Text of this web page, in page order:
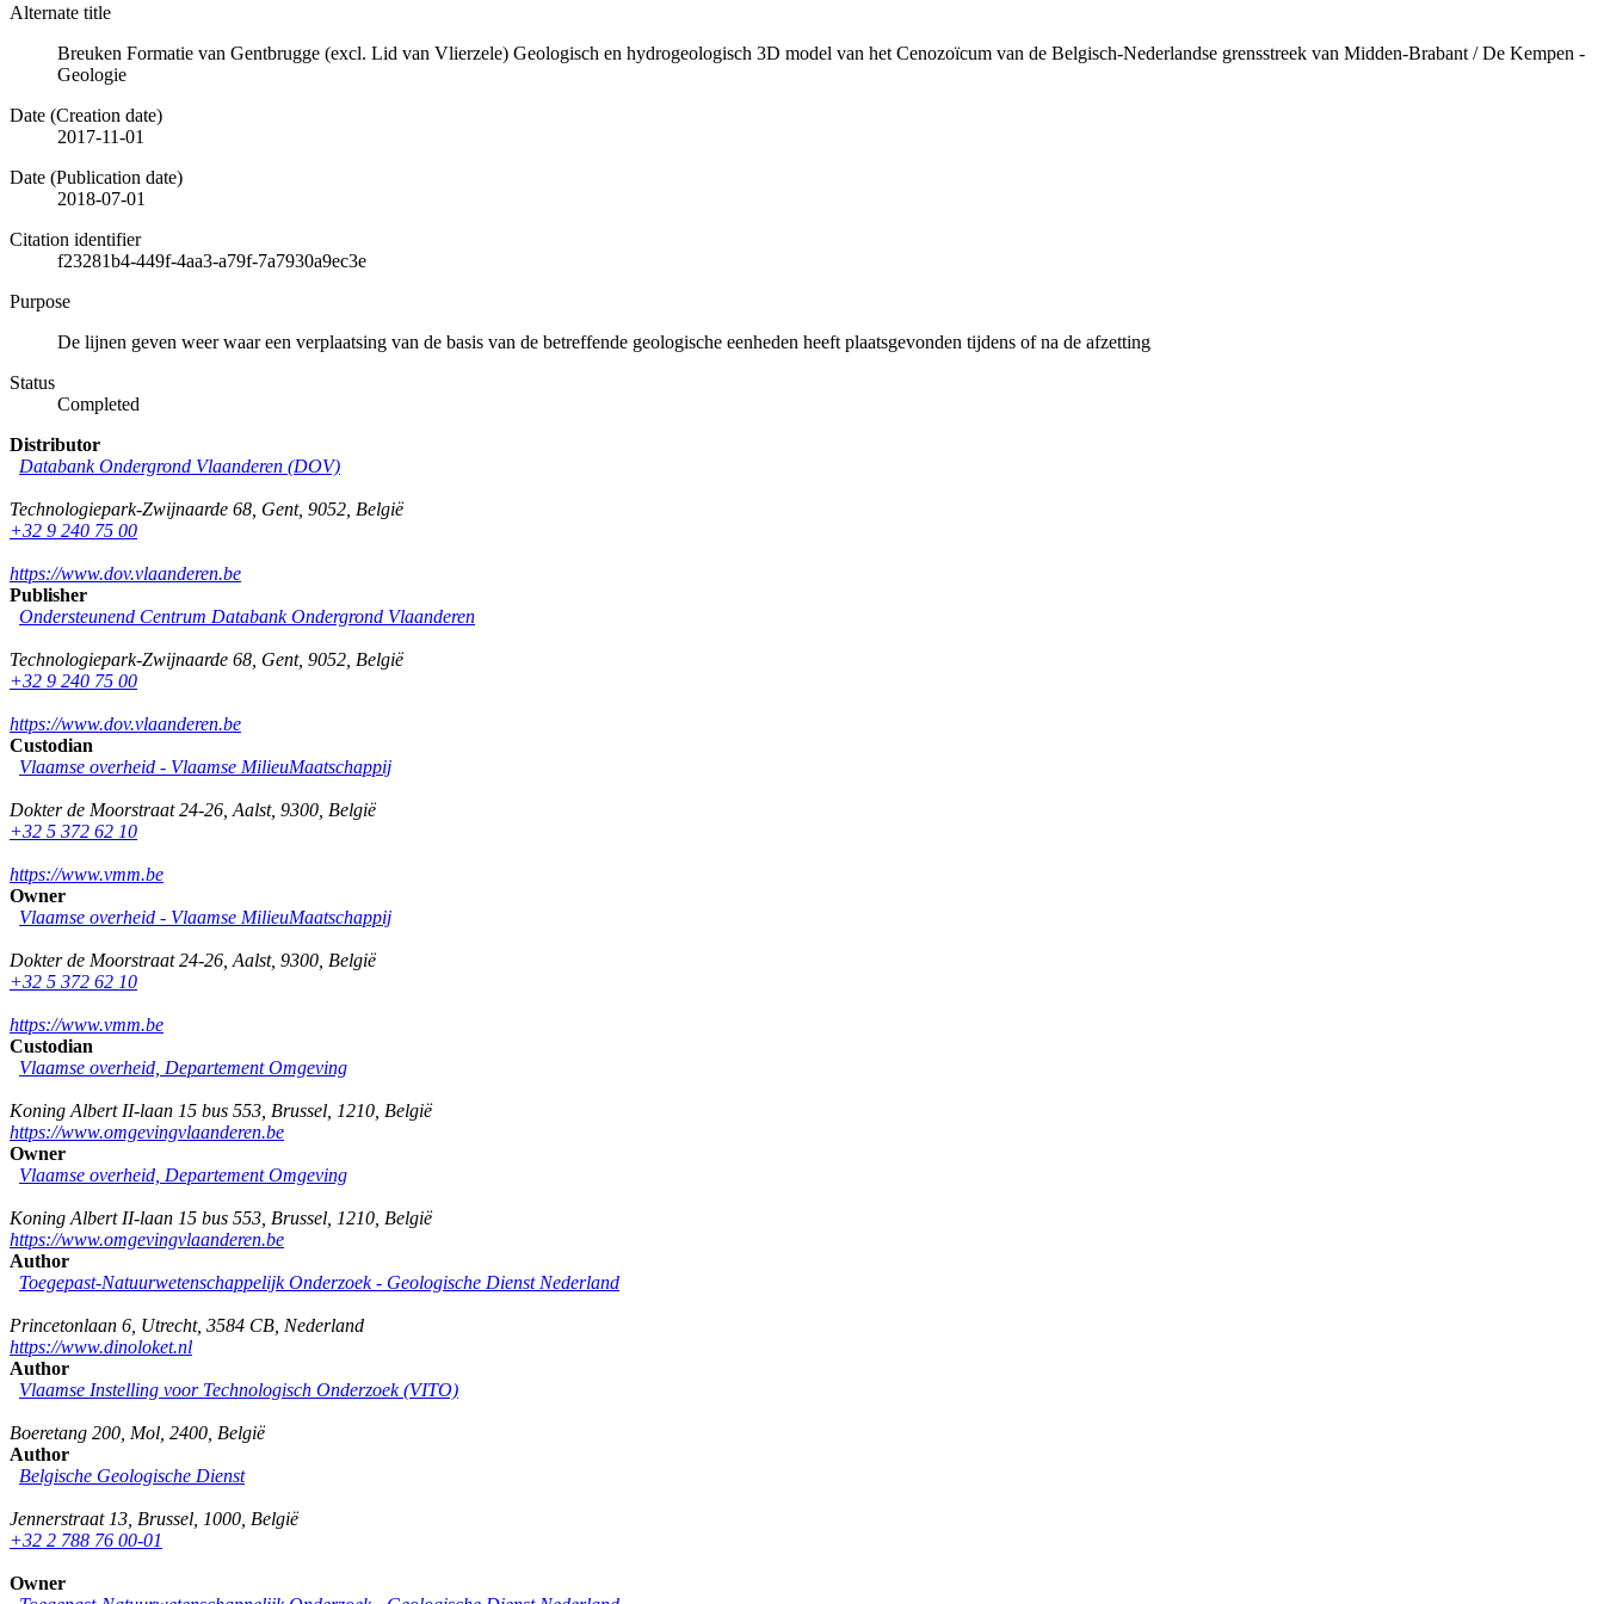
Alternate title
Breuken Formatie van Gentbrugge (excl. Lid van Vlierzele) Geologisch en hydrogeologisch 3D model van het Cenozoïcum van de Belgisch-Nederlandse grensstreek van Midden-Brabant / De Kempen -
Geologie
Date (Creation date)
2017-11-01
Date (Publication date)
2018-07-01
Citation identifier
f23281b4-449f-4aa3-a79f-7a7930a9ec3e
Purpose
De lijnen geven weer waar een verplaatsing van de basis van de betreffende geologische eenheden heeft plaatsgevonden tijdens of na de afzetting
Status
Completed
Distributor
Databank Ondergrond Vlaanderen (DOV)
Technologiepark-Zwijnaarde 68 Gent, 9052 België
+32 9 240 75 00
https://www.dov.vlaanderen.be
Publisher
Ondersteunend Centrum Databank Ondergrond Vlaanderen
Technologiepark-Zwijnaarde 68 Gent, 9052 België
+32 9 240 75 00
https://www.dov.vlaanderen.be
Custodian
Vlaamse overheid - Vlaamse MilieuMaatschappij
Dokter de Moorstraat 24-26 Aalst, 9300 België
+32 5 372 62 10
https://www.vmm.be
Owner
Vlaamse overheid - Vlaamse MilieuMaatschappij
Dokter de Moorstraat 24-26 Aalst, 9300 België
+32 5 372 62 10
https://www.vmm.be
Custodian
Vlaamse overheid, Departement Omgeving
Koning Albert II-laan 15 bus 553 Brussel 1210 België
https://www.omgevingvlaanderen.be
Owner
Vlaamse overheid, Departement Omgeving
Koning Albert II-laan 15 bus 553 Brussel 1210 België
https://www.omgevingvlaanderen.be
Author
Toegepast-Natuurwetenschappelijk Onderzoek - Geologische Dienst Nederland
Princetonlaan 6 Utrecht, 3584 CB Nederland
https://www.dinoloket.nl
Author
Vlaamse Instelling voor Technologisch Onderzoek (VITO)
Boeretang 200 Mol 2400 België
Author
Belgische Geologische Dienst
Jennerstraat 13 Brussel 1000 België
+32 2 788 76 00-01
Owner